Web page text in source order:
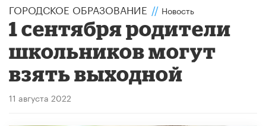
ГОРОДСКОЕ ОБРАЗОВАНИЕ // Новость
1 сентября родители
школьников могут
взять выходной
11 августа 2022